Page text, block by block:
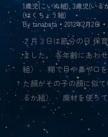
1歳児(こいぬ組), 3歳児(いる
(はくちょう組)
By tanabata 2012年2月2日
２月３日は節分の日 保
ました。 各年齢にあわ
組） 糊で目や鼻や口を
た顔がその子の顔に似
るか組） 廃材を使っ